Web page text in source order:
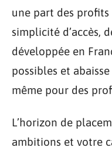
une part des profits
simplicité d’accès,
développée en
possibles et
même pour des
L’horizon de
ambitions et votre